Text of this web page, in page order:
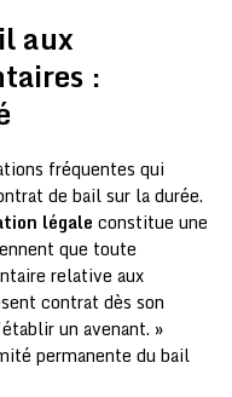
aux
:
fréquentes qui
de bail sur la durée.
légale constitue une
que toute
relative aux
contrat dès son
un avenant. »
permanente du bail